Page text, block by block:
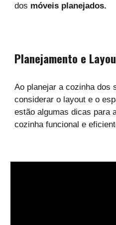
dos móveis planejados.
Planejamento e
Ao planejar a cozinha dos
considerar o layout e o
estão algumas dicas para
cozinha funcional e